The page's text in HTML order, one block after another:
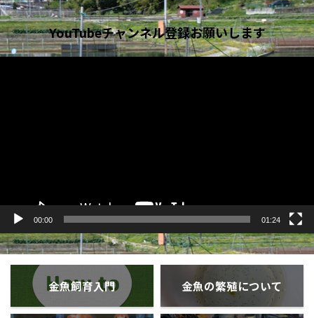
YouTubeチャンネル登録お願いします
00:00 01:24
金魚飼育入門 金魚の繁殖について